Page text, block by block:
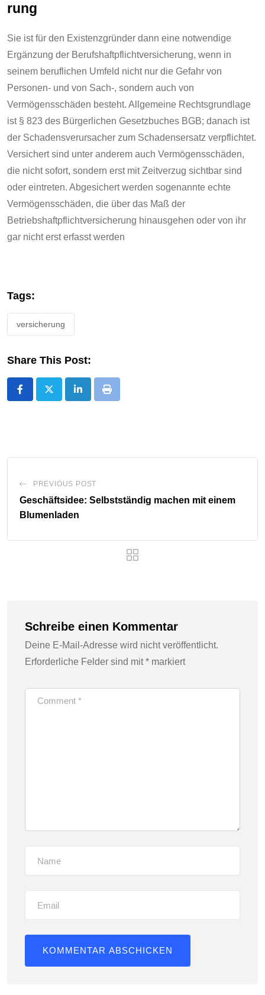
rung
Sie ist für den Existenzgründer dann eine notwendige
Ergänzung der Berufshaftpflichtversicherung, wenn in
seinem beruflichen Umfeld nicht nur die Gefahr von
Personen- und von Sach-, sondern auch von
Vermögensschäden besteht. Allgemeine Rechtsgrundlage
ist § 823 des Bürgerlichen Gesetzbuches BGB; danach ist
der Schadensverursacher zum Schadensersatz verpflichtet.
Versichert sind unter anderem auch Vermögensschäden,
die nicht sofort, sondern erst mit Zeitverzug sichtbar sind
oder eintreten. Abgesichert werden sogenannte echte
Vermögensschäden, die über das Maß der
Betriebshaftpflichtversicherung hinausgehen oder von ihr
gar nicht erst erfasst werden
Tags:
versicherung
Share This Post:
LinkedInPrint
PREVIOUS POST
Geschäftsidee: Selbstständig machen mit einem
Blumenladen
Schreibe einen Kommentar
Deine E-Mail-Adresse wird nicht veröffentlicht.
Erforderliche Felder sind mit* markiert